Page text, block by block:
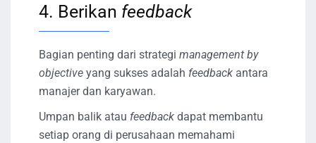
4. Berikan feedback
Bagian penting dari strategi management by
objective yang sukses adalah feedback antara
manajer dan karyawan.
Umpan balik atau feedback dapat membantu
setiap orang di perusahaan memahami